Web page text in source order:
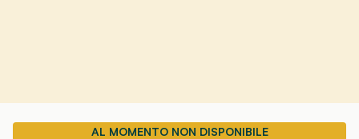
AL MOMENTO NON DISPONIBILE